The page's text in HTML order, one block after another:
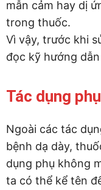
mẫn cảm hay dị
trong thuốc.
Vì vậy, trước khi
đọc kỹ hướng
Tác dụng phụ
Ngoài các tác
bệnh dạ dày,
dụng phụ không
ta có thể kể tên